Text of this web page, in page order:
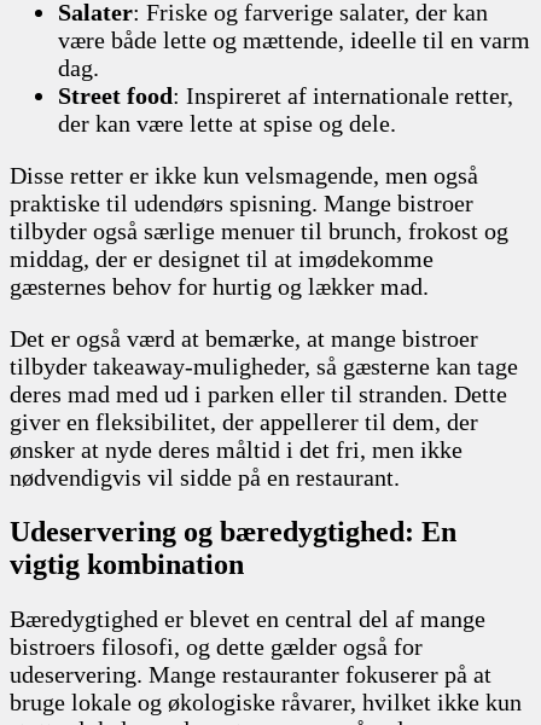
Salater: Friske og farverige salater, der kan
være både lette og mættende, ideelle til en varm
dag.
Street food: Inspireret af internationale retter,
der kan være lette at spise og dele.
Disse retter er ikke kun velsmagende, men også
praktiske til udendørs spisning. Mange bistroer
tilbyder også særlige menuer til brunch, frokost og
middag, der er designet til at imødekomme
gæsternes behov for hurtig og lækker mad.
Det er også værd at bemærke, at mange bistroer
tilbyder takeaway-muligheder, så gæsterne kan tage
deres mad med ud i parken eller til stranden. Dette
giver en fleksibilitet, der appellerer til dem, der
ønsker at nyde deres måltid i det fri, men ikke
nødvendigvis vil sidde på en restaurant.
Udeservering og bæredygtighed: En
vigtig kombination
Bæredygtighed er blevet en central del af mange
bistroers filosofi, og dette gælder også for
udeservering. Mange restauranter fokuserer på at
bruge lokale og økologiske råvarer, hvilket ikke kun